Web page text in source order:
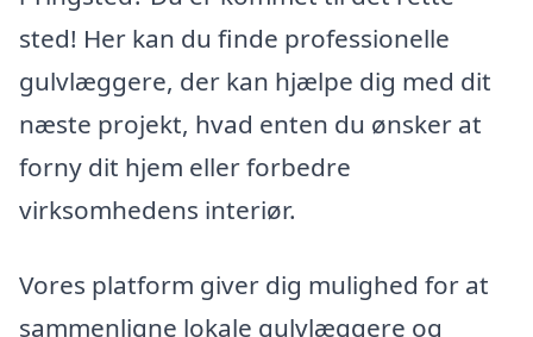
sted! Her kan du finde professionelle
gulvlæggere, der kan hjælpe dig med dit
næste projekt, hvad enten du ønsker at
forny dit hjem eller forbedre
virksomhedens interiør.
Vores platform giver dig mulighed for at
sammenligne lokale gulvlæggere og